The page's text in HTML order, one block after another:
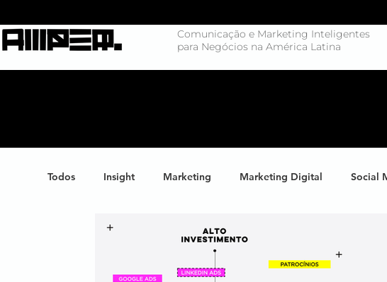
Comunicação e Marketing Inteligentes
para Negócios na América Latina
Todos Insight Marketing Marketing Digital Social
Negócios Big Data